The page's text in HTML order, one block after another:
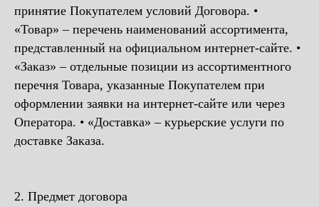
принятие Покупателем условий Договора. •
«Товар» – перечень наименований ассортимента,
представленный на официальном интернет-сайте. •
«Заказ» – отдельные позиции из ассортиментного
перечня Товара, указанные Покупателем при
оформлении заявки на интернет-сайте или через
Оператора. • «Доставка» – курьерские услуги по
доставке Заказа.
2. Предмет договора